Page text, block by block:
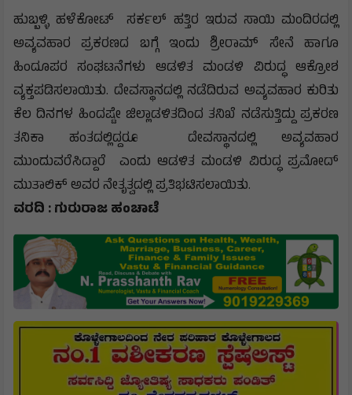
ಹುಬ್ಬಳ್ಳಿ ಹಳೆಕೋಟ್ ಸರ್ಕಲ್ ಹತ್ತಿರ ಇರುವ ಸಾಯಿ ಮಂದಿರದಲ್ಲಿ
ಅವ್ಯವಹಾರ ಪ್ರಕರಣದ ಬಗ್ಗೆ ಇಂದು ಶ್ರೀರಾಮ್ ಸೇನೆ ಹಾಗೂ
ಹಿಂದೂಪರ ಸಂಘಟನೆಗಳು ಆಡಳಿತ ಮಂಡಳಿ ವಿರುದ್ಧ ಆಕ್ರೋಶ
ವ್ಯಕ್ತಪಡಿಸಲಾಯಿತು. ದೇವಸ್ಥಾನದಲ್ಲಿ ನಡೆದಿರುವ ಅವ್ಯವಹಾರ ಕುರಿತು
ಕೆಲ ದಿನಗಳ ಹಿಂದಷ್ಟೇ ಜಿಲ್ಲಾಡಳಿತದಿಂದ ತನಿಖೆ ನಡೆಸುತ್ತಿದ್ದು ಪ್ರಕರಣ
ತನಿಕಾ ಹಂತದಲ್ಲಿದ್ದರೂ ದೇವಸ್ಥಾನದಲ್ಲಿ ಅವ್ಯವಹಾರ
ಮುಂದುವರೆಸಿದ್ದಾರೆ ಎಂದು ಆಡಳಿತ ಮಂಡಳಿ ವಿರುದ್ಧ ಪ್ರಮೋದ್
ಮುತಾಲಿಕ್ ಅವರ ನೇತೃತ್ವದಲ್ಲಿ ಪ್ರತಿಭಟಿಸಲಾಯಿತು.
ವರದಿ : ಗುರುರಾಜ ಹಂಚಾಟೆ